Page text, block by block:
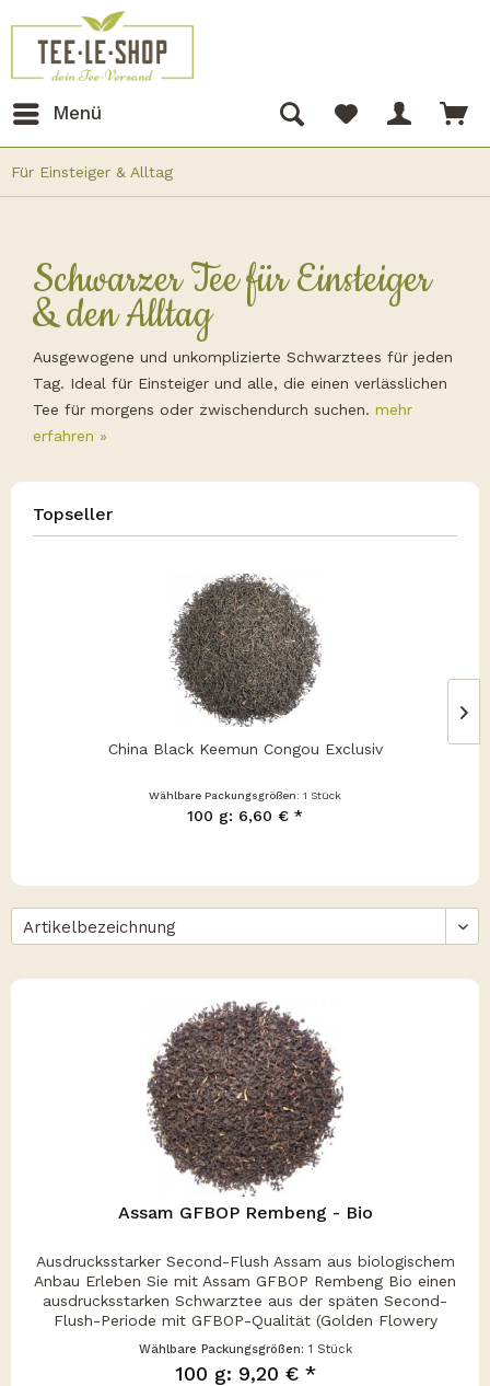
Menü
Für Einsteiger & Alltag
Schwarzer Tee für Einsteiger
& den Alltag
Ausgewogene und unkomplizierte Schwarztees für jeden
Tag. Ideal für Einsteiger und alle, die einen verlässlichen
Tee für morgens oder zwischendurch suchen. mehr
erfahren »
Topseller
China Black Keemun Congou Exclusiv
Wählbare Packungsgrößen: 1 Stück
100 g: 6,60 € *
Assam GFBOP Rembeng - Bio
Ausdrucksstarker Second-Flush Assam aus biologischem
Anbau Erleben Sie mit Assam GFBOP Rembeng Bio einen
ausdrucksstarken Schwarztee aus der späten Second-
Flush-Periode mit GFBOP-Qualität (Golden Flowery
Broken Orange Pekoe) . Dieser...
Wählbare Packungsgrößen: 1 Stück
100 g: 9,20 € *